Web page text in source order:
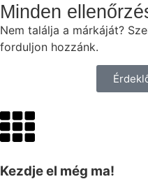
Minden
Nem találja a márkáját?
forduljon hozzánk.
Kezdje el még ma!